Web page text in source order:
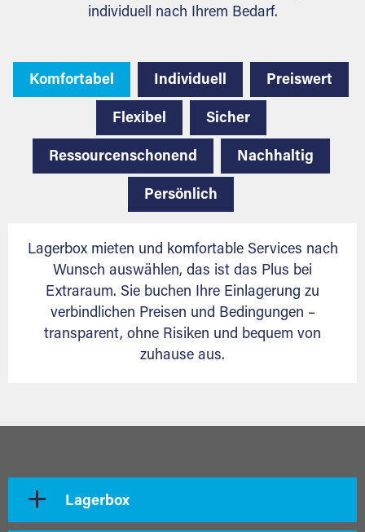
individuell nach Ihrem Bedarf.
Komfortabel Individuell Preiswert
Flexibel Sicher
Ressourcenschonend Nachhaltig
Persönlich
Lagerbox mieten und komfortable Services nach
Wunsch auswählen, das ist das Plus bei
Extraraum. Sie buchen Ihre Einlagerung zu
verbindlichen Preisen und Bedingungen –
transparent, ohne Risiken und bequem von
zuhause aus.
Lagerbox